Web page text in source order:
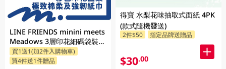
LINE FRIENDS minini meets
Meadows 3層印花細碼袋裝面
紙 110張 x 5包 (包裝隨機發送)
買1送1(加2件入購物車)
買4件送1件贈品
得寶 水梨花味抽取式面紙 4PK
(款式隨機發送)
2件$50 指定品牌送贈品
$30.00